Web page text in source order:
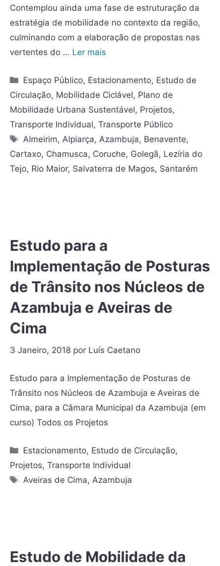
Contemplou ainda uma fase de estruturação da
estratégia de mobilidade no contexto da região,
culminando com a elaboração de propostas nas
vertentes do … Ler mais
Espaço Público, Estacionamento, Estudo de
Circulação, Mobilidade Ciclável, Plano de
Mobilidade Urbana Sustentável, Projetos,
Transporte Individual, Transporte Público
Almeirim,Alpiarça,Azambuja, Benavente,
Cartaxo, Chamusca, Coruche, Golegã, Lezíria do
Tejo, Rio Maior, Salvaterra de Magos, Santarém
Estudo para a
Implementação de Posturas
de Trânsito nos Núcleos de
Azambuja e Aveiras de
Cima
3 Janeiro, 2018 por Luís Caetano
Estudo para a Implementação de Posturas de
Trânsito nos Núcleos de Azambuja e Aveiras de
Cima, para a Câmara Municipal da Azambuja (em
curso) Todos os Projetos
Estacionamento, Estudo de Circulação,
Projetos, Transporte Individual
Aveiras de Cima,Azambuja
Estudo de Mobilidade da